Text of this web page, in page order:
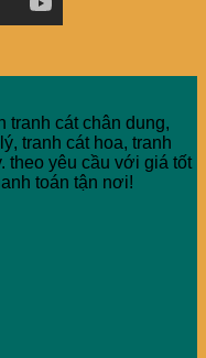
tranh cát chân dung,
tranh cát hoa, tranh
theo yêu cầu với giá tốt
toán tận nơi!